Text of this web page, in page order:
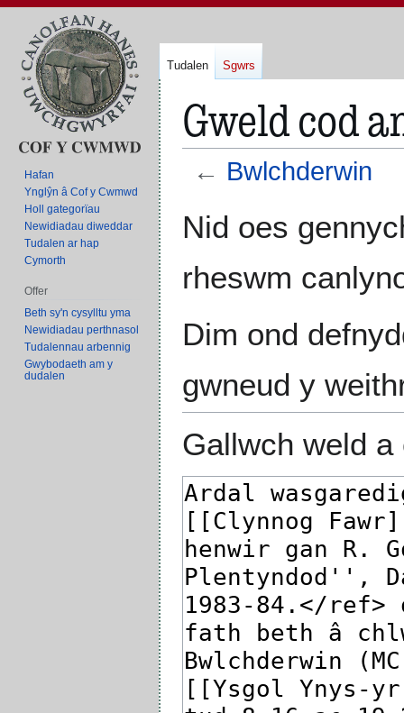
Gweld cod
← Bwlchderwin
llywio
chwilio
Nid oes
rheswm
Dim ond
gwneud y
Gallwch weld
Tudalen Sgwrs
Hafan
Ynglŷn â Cof y Cwmwd
Holl gategorïau
Newidiadau diweddar
Tudalen ar hap
Cymorth
Offer
Beth sy'n cysylltu yma
Newidiadau perthnasol
Tudalennau arbennig
Gwybodaeth am y
dudalen